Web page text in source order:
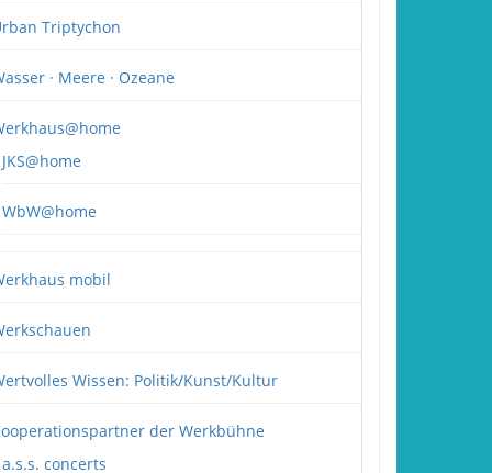
Triptychon
· Meere · Ozeane
JKS@home
WbW@home
mobil
Wissen: Politik/Kunst/Kultur
der Werkbühne
a.s.s. concerts